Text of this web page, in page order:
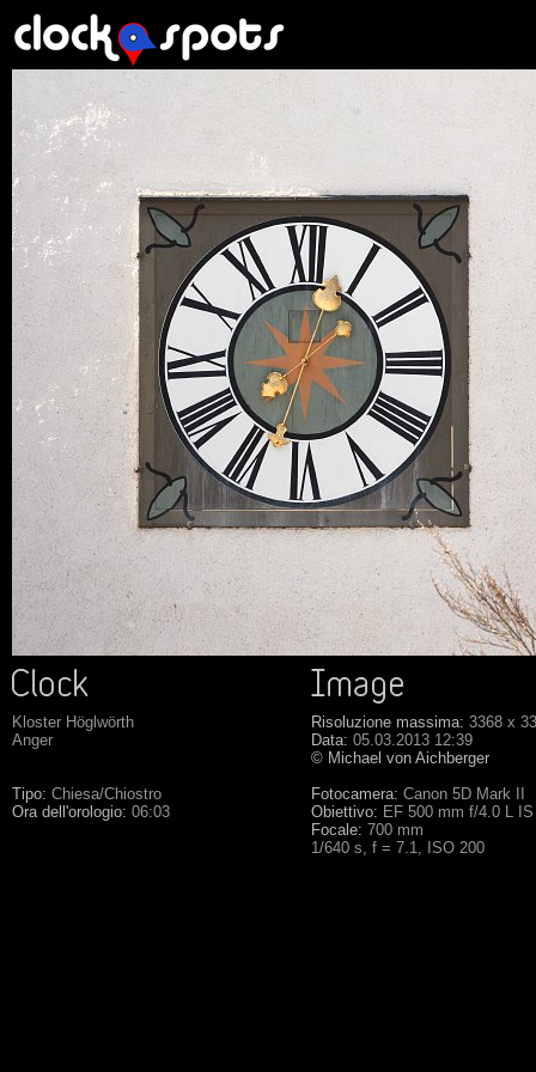
Kloster Höglwörth
Anger
Tipo: Chiesa/Chiostro
Ora dell'orologio: 06:03
Risoluzione massima: 3368 x
Data: 05.03.2013 12:39
© Michael von Aichberger
Fotocamera: Canon 5D Mark II
Obiettivo: EF 500 mm f/4.0 L
Focale: 700 mm
1/640 s, f = 7.1, ISO 200